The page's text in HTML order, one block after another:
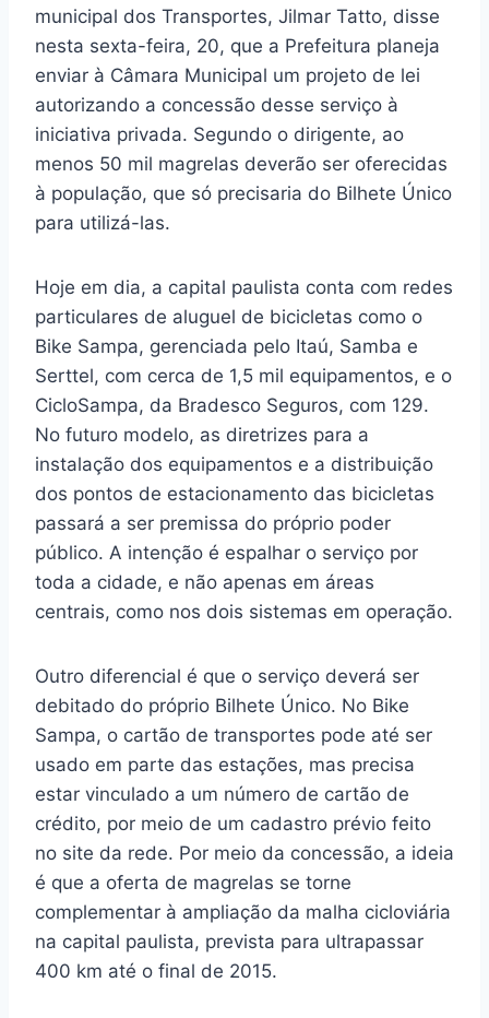
municipal dos Transportes, Jilmar Tatto, disse
nesta sexta-feira, 20, que a Prefeitura planeja
enviar à Câmara Municipal um projeto de lei
autorizando a concessão desse serviço à
iniciativa privada. Segundo o dirigente, ao
menos 50 mil magrelas deverão ser oferecidas
à população, que só precisaria do Bilhete Único
para utilizá-las.
Hoje em dia, a capital paulista conta com redes
particulares de aluguel de bicicletas como o
Bike Sampa, gerenciada pelo Itaú, Samba e
Serttel, com cerca de 1,5 mil equipamentos, e o
CicloSampa, da Bradesco Seguros, com 129.
No futuro modelo, as diretrizes para a
instalação dos equipamentos e a distribuição
dos pontos de estacionamento das bicicletas
passará a ser premissa do próprio poder
público. A intenção é espalhar o serviço por
toda a cidade, e não apenas em áreas
centrais, como nos dois sistemas em operação.
Outro diferencial é que o serviço deverá ser
debitado do próprio Bilhete Único. No Bike
Sampa, o cartão de transportes pode até ser
usado em parte das estações, mas precisa
estar vinculado a um número de cartão de
crédito, por meio de um cadastro prévio feito
no site da rede. Por meio da concessão, a ideia
é que a oferta de magrelas se torne
complementar à ampliação da malha cicloviária
na capital paulista, prevista para ultrapassar
400 km até o final de 2015.